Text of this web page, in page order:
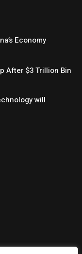
Economy
After $3 Trillion Bin
will